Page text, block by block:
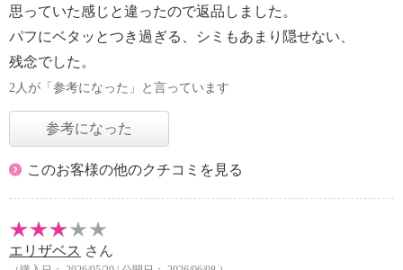
思っていた感じと違ったので返品しました。
パフにベタッとつき過ぎる、シミもあまり隠せない、
残念でした。
2人が「参考になった」と言っています
参考になった
このお客様の他のクチコミを見る
エリザベス さん